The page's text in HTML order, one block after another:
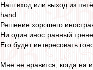
Наш вход или выход из
hand.
Решение хорошего
Ни один иностранный
Его будет интересовать
Мне не нравится, когда на